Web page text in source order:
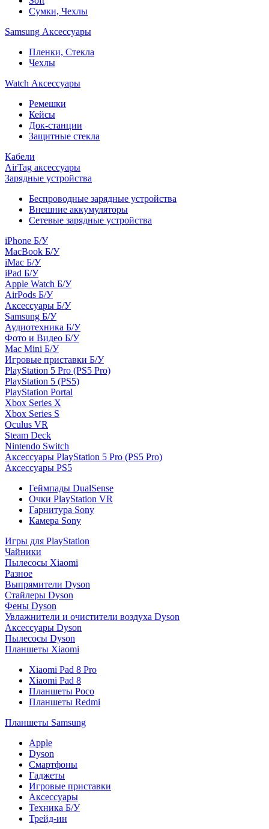
Сумки, Чехлы
Samsung Аксессуары
Пленки, Стекла
Чехлы
Watch Аксессуары
Ремешки
Кейсы
Док-станции
Защитные стекла
Кабели
AirTag аксессуары
Зарядные устройства
Беспроводные зарядные устройства
Внешние аккумуляторы
Сетевые зарядные устройства
iPhone Б/У
MacBook Б/У
iMac Б/У
iPad Б/У
Apple Watch Б/У
AirPods Б/У
Аксессуары Б/У
Samsung Б/У
Аудиотехника Б/У
Фото и Видео Б/У
Mac Mini Б/У
Игровые приставки Б/У
PlayStation 5 Pro (PS5 Pro)
PlayStation 5 (PS5)
PlayStation Portal
Xbox Series X
Xbox Series S
Oculus VR
Steam Deck
Nintendo Switch
Аксессуары PlayStation 5 Pro (PS5 Pro)
Аксессуары PS5
Геймпады DualSense
Очки PlayStation VR
Гарнитура Sony
Камера Sony
Игры для PlayStation
Чайники
Пылесосы Xiaomi
Разное
Выпрямители Dyson
Стайлеры Dyson
Фены Dyson
Увлажнители и очистители воздуха Dyson
Аксессуары Dyson
Пылесосы Dyson
Планшеты Xiaomi
Xiaomi Pad 8 Pro
Xiaomi Pad 8
Планшеты Poco
Планшеты Redmi
Планшеты Samsung
Apple
Dyson
Смартфоны
Гаджеты
Игровые приставки
Аксессуары
Техника Б/У
Трейд-ин